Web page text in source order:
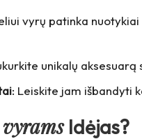
vyrų patinka
unikalų
: Leiskite jam išbandyti
Idėjas?